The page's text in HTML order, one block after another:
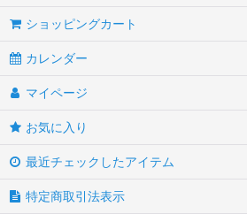
ショッピングカート
カレンダー
マイページ
お気に入り
最近チェックしたアイテム
特定商取引法表示